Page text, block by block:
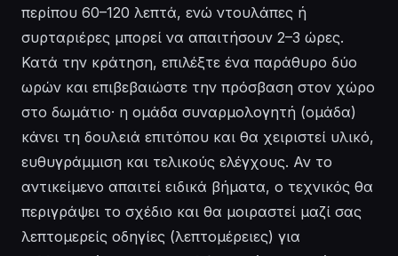
περίπου 60–120 λεπτά, ενώ ντουλάπες ή
συρταριέρες μπορεί να απαιτήσουν 2–3 ώρες.
Κατά την κράτηση, επιλέξτε ένα παράθυρο δύο
ωρών και επιβεβαιώστε την πρόσβαση στον χώρο
στο δωμάτιο· η ομάδα συναρμολογητή (ομάδα)
κάνει τη δουλειά επιτόπου και θα χειριστεί υλικό,
ευθυγράμμιση και τελικούς ελέγχους. Αν το
αντικείμενο απαιτεί ειδικά βήματα, ο τεχνικός θα
περιγράψει το σχέδιο και θα μοιραστεί μαζί σας
λεπτομερείς οδηγίες (λεπτομέρειες) για